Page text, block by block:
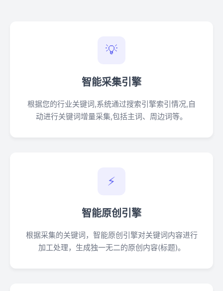
💡
智能采集引擎
根据您的行业关键词,系统通过搜索引擎索引情况,自
动进行关键词增量采集,包括主词、周边词等。
⚡
智能原创引擎
根据采集的关键词，智能原创引擎对关键词内容进行
加工处理，生成独一无二的原创内容(标题)。